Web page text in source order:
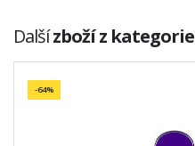
Dalšízboží z kategorie
-64%